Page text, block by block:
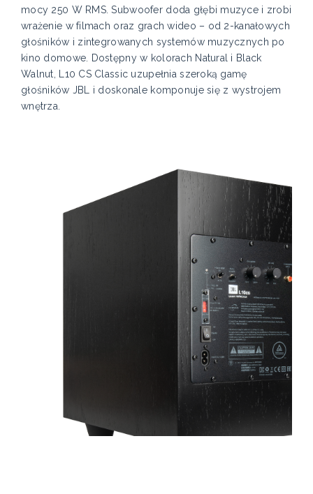
mocy 250 W RMS. Subwoofer doda głębi muzyce i zrobi
wrażenie w filmach oraz grach wideo – od 2-kanałowych
głośników i zintegrowanych systemów muzycznych po
kino domowe. Dostępny w kolorach Natural i Black
Walnut, L10 CS Classic uzupełnia szeroką gamę
głośników JBL i doskonale komponuje się z wystrojem
wnętrza.